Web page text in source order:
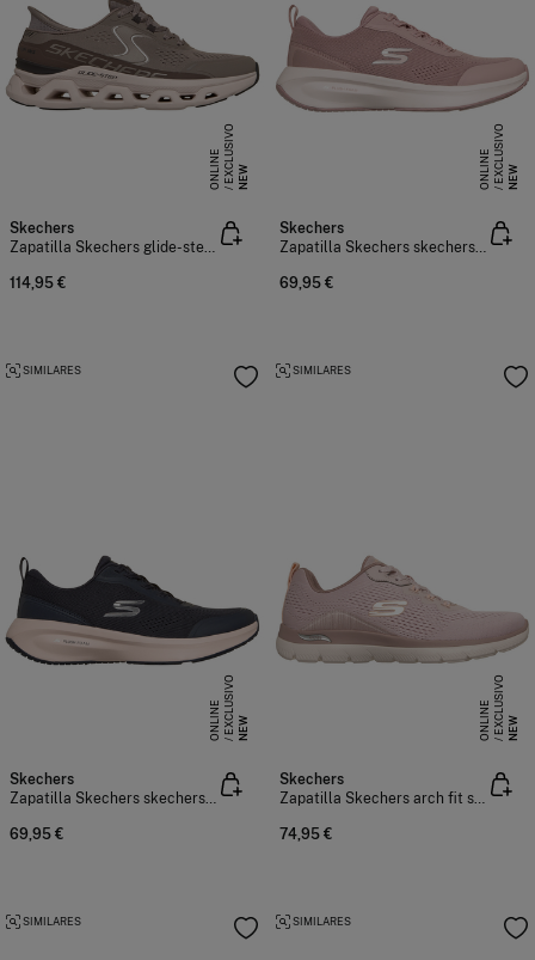
NEW
E
X
C
L
US
I
V
O
O
N
L
I
N
E
Skechers
Zapatilla Skechers glide-step altus
114,95 €
NEW
E
X
C
L
US
I
V
O
O
N
L
I
N
E
Skechers
Zapatilla Skechers skechers plush foam
69,95 €
NEW
E
X
C
L
US
I
V
O
O
N
L
I
N
E
SIMILARES
Skechers
Zapatilla Skechers skechers plush foam
69,95 €
NEW
E
X
C
L
US
I
V
O
O
N
L
I
N
E
SIMILARES
Skechers
Zapatilla Skechers arch fit summits
74,95 €
SIMILARES SIMILARES